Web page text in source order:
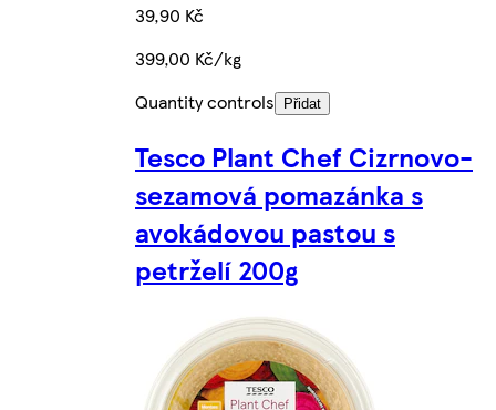
39,90 Kč
399,00 Kč/kg
Quantity controls
Přidat
Tesco Plant Chef Cizrnovo-
sezamová pomazánka s
avokádovou pastou s
petrželí 200g